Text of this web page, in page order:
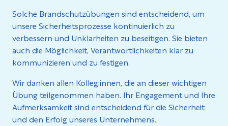
Solche Brandschutzübungen sind entscheidend, um
unsere Sicherheitsprozesse kontinuierlich zu
verbessern und Unklarheiten zu beseitigen. Sie bieten
auch die Möglichkeit, Verantwortlichkeiten klar zu
kommunizieren und zu festigen.
Wir danken allen Kolleg:innen, die an dieser wichtigen
Übung teilgenommen haben. Ihr Engagement und Ihre
Aufmerksamkeit sind entscheidend für die Sicherheit
und den Erfolg unseres Unternehmens.